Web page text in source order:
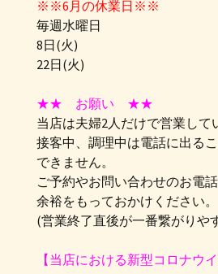
※※6月の休業日※※
毎週水曜日
8日(火)
22日(火)
★★ お願い ★★
当店は夫婦2人だけで営業して
接客中、調理中は電話に出る
できません。
ご予約やお問い合わせのお電
余裕をもっておかけください。
(営業終了直後が一番繋がりや
【当店における新型コロナウ